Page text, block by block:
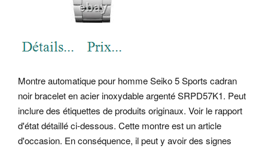
Montre automatique pour homme Seiko 5 Sports cadran
noir bracelet en acier inoxydable argenté SRPD57K1. Peut
inclure des étiquettes de produits originaux. Voir le rapport
d'état détaillé ci-dessous. Cette montre est un article
d'occasion. En conséquence, il peut y avoir des signes